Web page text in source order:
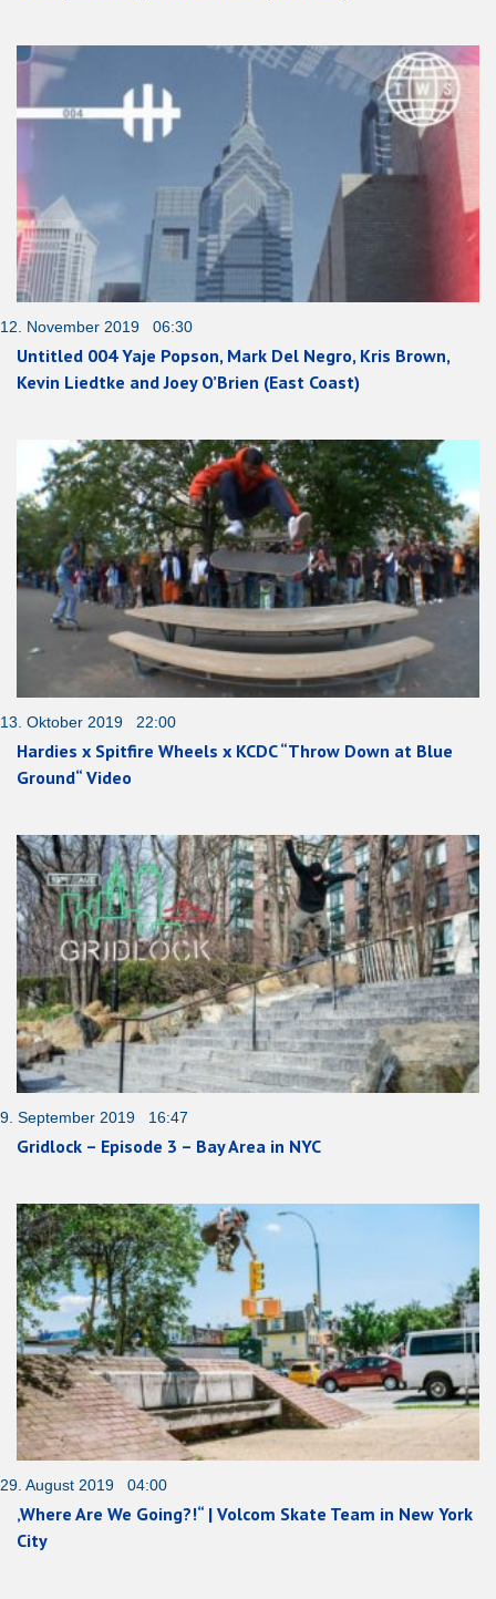
12. November 2019 06:30
Untitled 004 Yaje Popson, Mark Del Negro, Kris Brown,
Kevin Liedtke and Joey O’Brien (East Coast)
13. Oktober 2019 22:00
Hardies x Spitfire Wheels x KCDC “Throw Down at Blue
Ground“ Video
9. September 2019 16:47
Gridlock – Episode 3 – Bay Area in NYC
29. August 2019 04:00
‚Where Are We Going?!“ | Volcom Skate Team in New York
City